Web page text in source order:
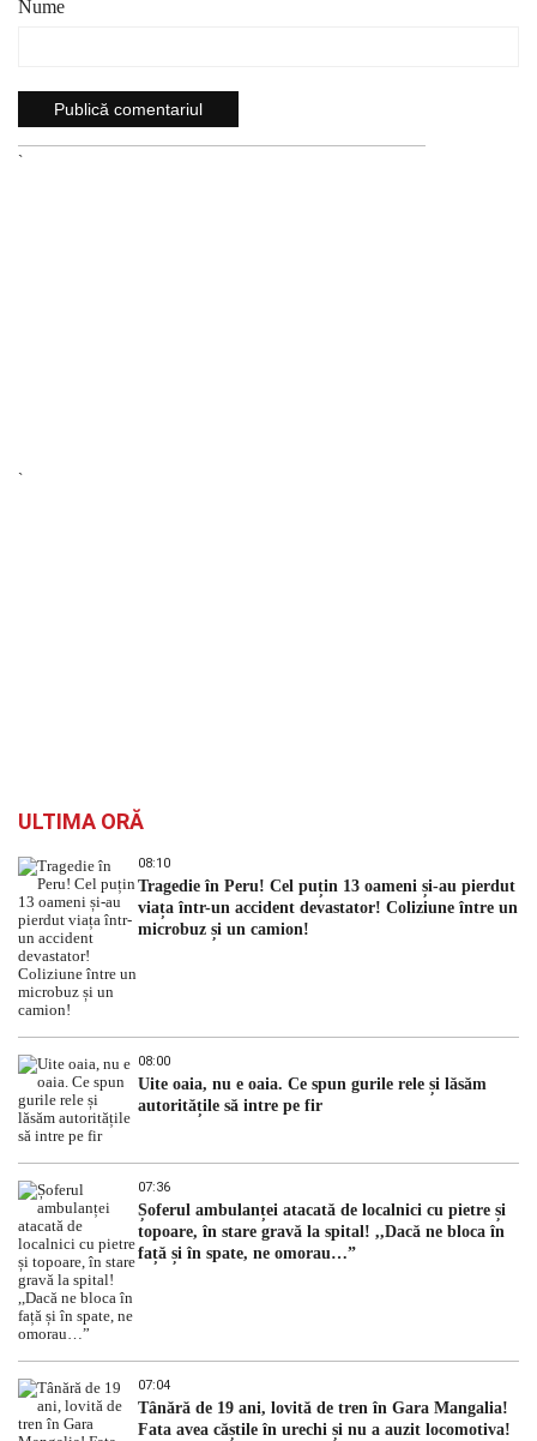
Nume
`
`
ULTIMA ORĂ
08:10
Tragedie în Peru! Cel puțin 13 oameni și-au pierdut
viața într-un accident devastator! Coliziune între un
microbuz și un camion!
08:00
Uite oaia, nu e oaia. Ce spun gurile rele și lăsăm
autoritățile să intre pe fir
07:36
Șoferul ambulanței atacată de localnici cu pietre și
topoare, în stare gravă la spital! ,,Dacă ne bloca în
față și în spate, ne omorau…”
07:04
Tânără de 19 ani, lovită de tren în Gara Mangalia!
Fata avea căștile în urechi și nu a auzit locomotiva!